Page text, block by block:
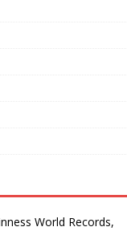
World Records,